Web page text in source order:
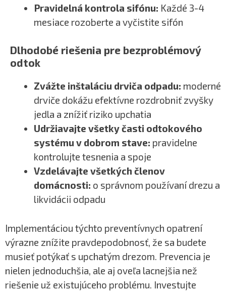
Pravidelná kontrola sifónu: Každé 3-4
mesiace rozoberte a vyčistite sifón
Dlhodobé riešenia pre bezproblémový
odtok
Zvážte inštaláciu drviča odpadu: moderné
drviče dokážu efektívne rozdrobniť zvyšky
jedla a znížiť riziko upchatia
Udržiavajte všetky časti odtokového
systému v dobrom stave: pravidelne
kontrolujte tesnenia a spoje
Vzdelávajte všetkých členov
domácnosti: o správnom používaní drezu a
likvidácii odpadu
Implementáciou týchto preventívnych opatrení
výrazne znížite pravdepodobnosť, že sa budete
musieť potýkať s upchatým drezom. Prevencia je
nielen jednoduchšia, ale aj oveľa lacnejšia než
riešenie už existujúceho problému. Investujte